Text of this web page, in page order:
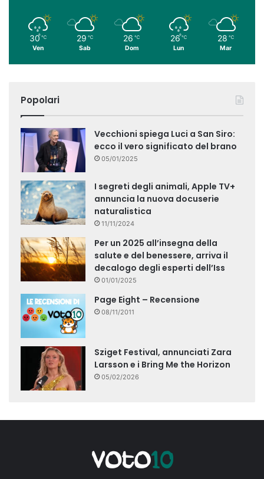
30 ℃
Ven
29 ℃
Sab
26 ℃
Dom
26 ℃
Lun
28 ℃
Mar
Popolari
Vecchioni spiega Luci a San Siro:
ecco il vero significato del brano
05/01/2025
I segreti degli animali, Apple TV+
annuncia la nuova docuserie
naturalistica
11/11/2024
Per un 2025 all’insegna della
salute e del benessere, arriva il
decalogo degli esperti dell’Iss
01/01/2025
Page Eight – Recensione
08/11/2011
Sziget Festival, annunciati Zara
Larsson e i Bring Me the Horizon
05/02/2026